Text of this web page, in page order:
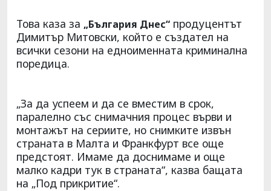
Това каза за „България Днес“ продуцентът
Димитър Митовски, който е създател на
всички сезони на едноименната криминална
поредица.
„За да успеем и да се вместим в срок,
паралелно със снимачния процес върви и
монтажът на сериите, но снимките извън
страната в Малта и Франкфурт все още
предстоят. Имаме да доснимаме и още
малко кадри тук в страната“, казва бащата
на „Под прикритие“.